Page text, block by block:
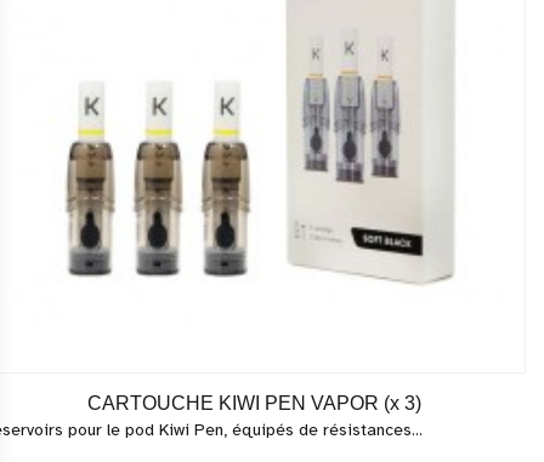
CARTOUCHE KIWI PEN VAPOR (x 3)
pour le pod Kiwi Pen, équipés de résistances...